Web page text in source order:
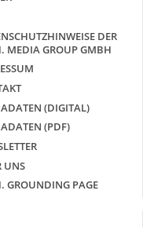
DER
MEDIA GROUP GMBH
(DIGITAL)
(PDF)
UNS
GROUNDING PAGE